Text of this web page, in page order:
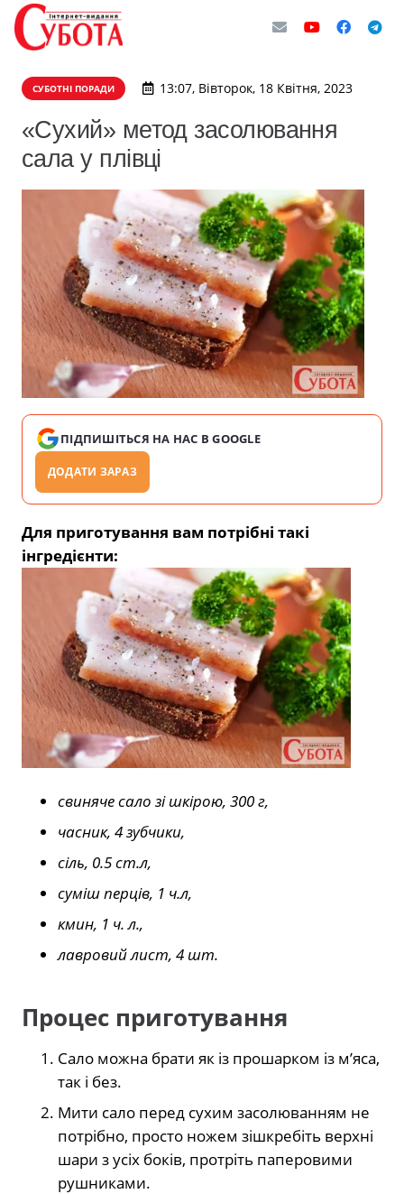
СУБОТНІ ПОРАДИ 13:07, Вівторок, 18 Квітня, 2023
«Сухий» метод засолювання
сала у плівці
ПІДПИШІТЬСЯ НА НАС В GOOGLE
ДОДАТИ ЗАРАЗ
Для приготування вам потрібні такі
інгредієнти:
свиняче сало зі шкірою, 300 г,
часник, 4 зубчики,
сіль, 0.5 ст.л,
суміш перців, 1 ч.л,
кмин, 1 ч. л.,
лавровий лист, 4 шт.
Процес приготування
Сало можна брати як із прошарком із м’яса,
так і без.
Мити сало перед сухим засолюванням не
потрібно, просто ножем зішкребіть верхні
шари з усіх боків, протріть паперовими
рушниками.